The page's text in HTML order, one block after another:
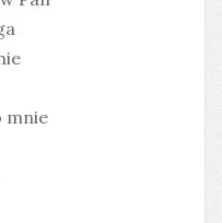
mnie